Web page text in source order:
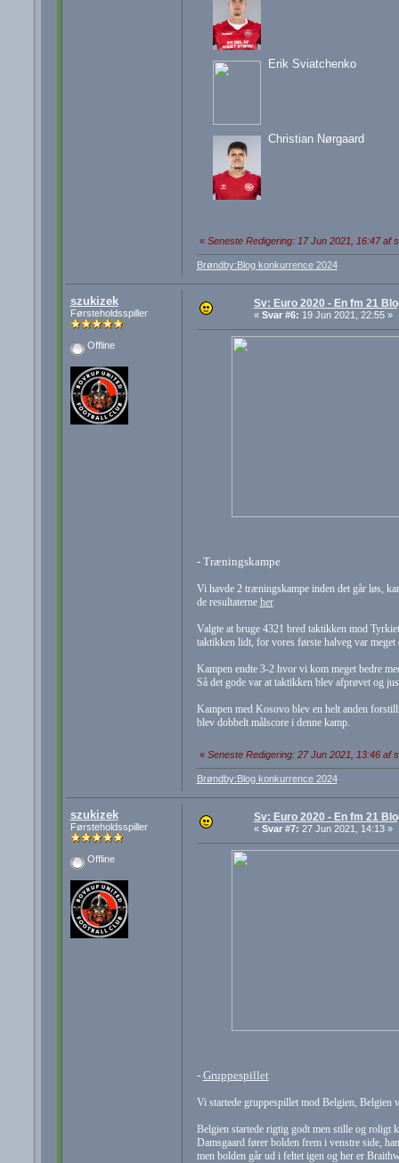
Erik Sviatchenko
Christian Nørgaard
« Seneste Redigering: 17 Jun 2021, 16:47 af
Brøndby:Blog konkurrence 2024
szukizek
Førsteholdsspiller
Offline
Sv: Euro 2020 - En fm 21
« Svar #6: 19 Jun 2021, 22:55 »
- Træningskampe
Vi havde 2 træningskampe inden det går løs,
de resultaterne her
Valgte at bruge 4321 bred taktikken mod
taktikken lidt, for vores første halveg var
Kampen endte 3-2 hvor vi kom meget bedre
Så det gode var at taktikken blev afprøvet og
Kampen med Kosovo blev en helt anden
blev dobbelt målscore i denne kamp.
« Seneste Redigering: 27 Jun 2021, 13:46 af
Brøndby:Blog konkurrence 2024
szukizek
Førsteholdsspiller
Offline
Sv: Euro 2020 - En fm 21
« Svar #7: 27 Jun 2021, 14:13 »
- Gruppespillet
Vi startede gruppespillet mod Belgien, Belgien
Belgien startede rigtig godt men stille og roligt
Damsgaard fører bolden frem i venstre side,
men bolden går ud i feltet igen og her er